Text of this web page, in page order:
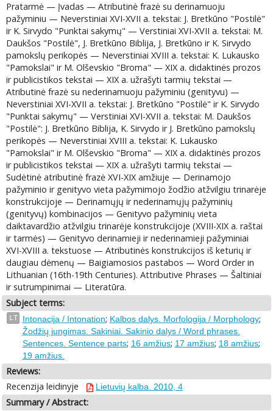
Pratarmė — Įvadas — Atributinė frazė su derinamuoju
pažyminiu — Neverstiniai XVI-XVII a. tekstai: J. Bretkūno "Postilė"
ir K. Sirvydo "Punktai sakymų" — Verstiniai XVI-XVII a. tekstai: M.
Daukšos "Postilė", J. Bretkūno Biblija, J. Bretkūno ir K. Sirvydo
pamokslų perikopės — Neverstiniai XVIII a. tekstai: K. Lukausko
"Pamokslai" ir M. Olševskio "Broma" — XIX a. didaktinės prozos
ir publicistikos tekstai — XIX a. užrašyti tarmių tekstai —
Atributinė frazė su nederinamuoju pažyminiu (genityvu) —
Neverstiniai XVI-XVII a. tekstai: J. Bretkūno "Postilė" ir K. Sirvydo
"Punktai sakymų" — Verstiniai XVI-XVII a. tekstai: M. Daukšos
"Postilė": J. Bretkūno Biblija, K. Sirvydo ir J. Bretkūno pamokslų
perikopės — Neverstiniai XVIII a. tekstai: K. Lukausko
"Pamokslai" ir M. Olševskio "Broma" — XIX a. didaktinės prozos
ir publicistikos tekstai — XIX a. užrašyti tarmių tekstai —
Sudėtinė atributinė frazė XVI-XIX amžiuje — Derinamojo
pažyminio ir genityvo vieta pažymimojo žodžio atžvilgiu trinarėje
konstrukcijoje — Derinamųjų ir nederinamųjų pažyminių
(genityvų) kombinacijos — Genityvo pažyminių vieta
daiktavardžio atžvilgiu trinarėje konstrukcijoje (XVIII-XIX a. raštai
ir tarmės) — Genityvo derinamieji ir nederinamieji pažyminiai
XVI-XVIII a. tekstuose — Atributinės konstrukcijos iš keturių ir
daugiau dėmenų — Baigiamosios pastabos — Word Order in
Lithuanian (16th-19th Centuries). Attributive Phrases — Šaltiniai
ir sutrumpinimai — Literatūra.
Subject terms:
LT Intonacija / Intonation; Kalbos dalys. Morfologija / Morphology;
Žodžių jungimas. Sakiniai. Sakinio dalys / Word phrases.
Sentences. Sentence parts; 16 amžius; 17 amžius; 18 amžius;
19 amžius.
Reviews:
Recenzija leidinyje
Lietuvių kalba. 2010, 4
Summary / Abstract: